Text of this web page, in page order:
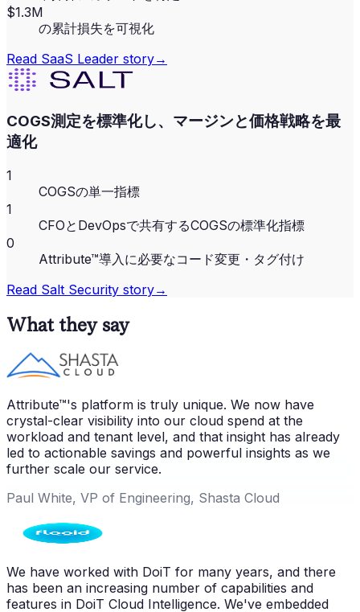
$1.3M
の累計損失を可視化
Read SaaS Leader story→
COGS測定を標準化し、マージンと価格戦略を最
適化
1
COGSの単一指標
1
CFOとDevOpsで共有するCOGSの標準化指標
0
Attribute™導入に必要なコード変更・タグ付け
Read Salt Security story→
What they say
Attribute™'s platform is truly unique. We now have
crystal-clear visibility into our cloud spend at the
workload and tenant level, and that insight has already
led to actionable savings and powerful insights as we
further scale our service.
Paul White, VP of Engineering, Shasta Cloud
We have worked with DoiT for many years, and there
has been an increasing number of capabilities and
features in DoiT Cloud Intelligence. We've embedded